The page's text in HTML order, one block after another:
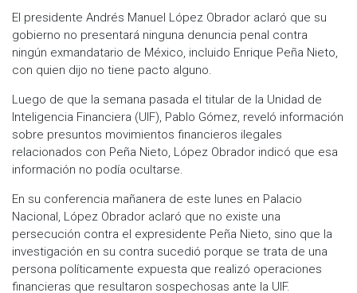
El presidente Andrés Manuel López Obrador aclaró que su
gobierno no presentará ninguna denuncia penal contra
ningún exmandatario de México, incluido Enrique Peña Nieto,
con quien dijo no tiene pacto alguno.
Luego de que la semana pasada el titular de la Unidad de
Inteligencia Financiera (UIF), Pablo Gómez, reveló información
sobre presuntos movimientos financieros ilegales
relacionados con Peña Nieto, López Obrador indicó que esa
información no podía ocultarse.
En su conferencia mañanera de este lunes en Palacio
Nacional, López Obrador aclaró que no existe una
persecución contra el expresidente Peña Nieto, sino que la
investigación en su contra sucedió porque se trata de una
persona políticamente expuesta que realizó operaciones
financieras que resultaron sospechosas ante la UIF.